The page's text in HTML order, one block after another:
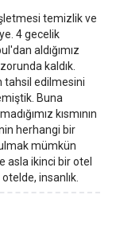
temizlik ve
4 gecelik
aldığımız
kaldık.
tahsil edilmesini
Buna
kısmının
herhangi bir
mümkün
asla ikinci bir otel
insanlık.